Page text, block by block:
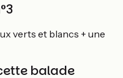
verts et blancs + une
balade